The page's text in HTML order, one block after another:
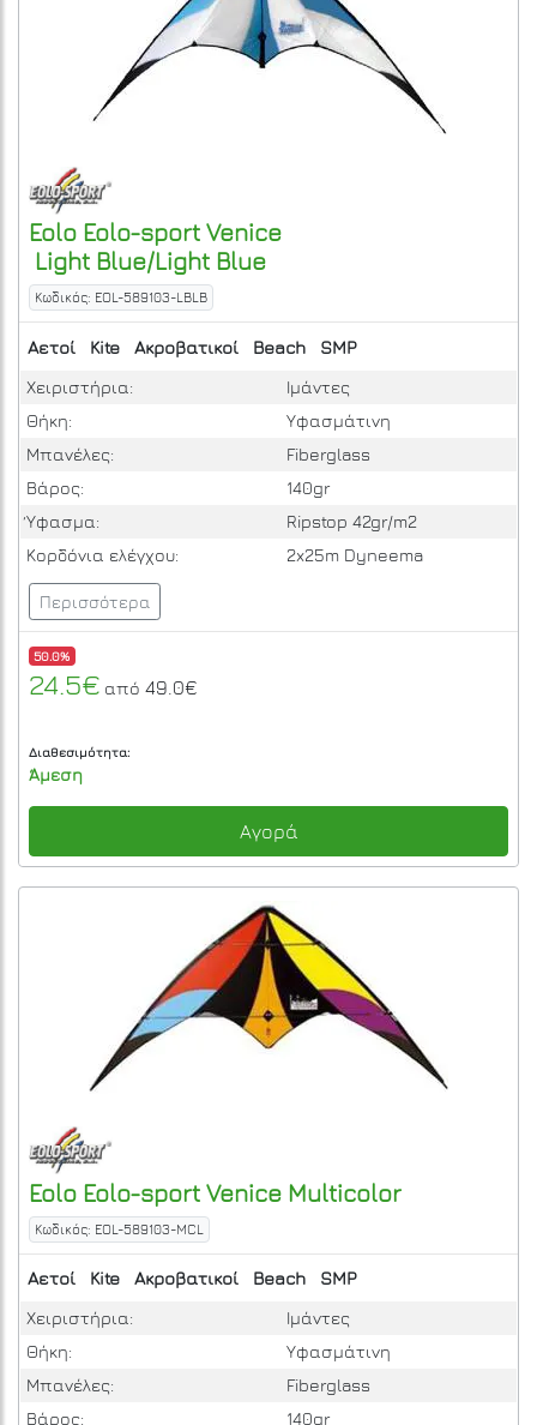
Eolo Eolo-sport Venice
Light Blue/Light Blue
Κωδικός: EOL-589103-LBLB
Αετοί Kite Ακροβατικοί Beach
SMP
Χειριστήρια:
Ιμάντες
Θήκη:
Υφασμάτινη
Μπανέλες:
Fiberglass
Βάρος:
140gr
Ύφασμα:
Ripstop 42gr/m2
Κορδόνια ελέγχου:
2x25m Dyneema
Περισσότερα
50.0%
24.5€ από 49.0€
Διαθεσιμότητα:
Άμεση
Αγορά
Eolo Eolo-sport Venice Multicolor
Κωδικός: EOL-589103-MCL
Αετοί Kite Ακροβατικοί Beach
SMP
Χειριστήρια:
Ιμάντες
Θήκη:
Υφασμάτινη
Μπανέλες:
Fiberglass
Βάρος:
140gr